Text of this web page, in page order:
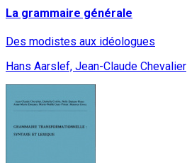
La grammaire générale
Des modistes aux idéologues
Hans Aarslef, Jean-Claude Chevalier